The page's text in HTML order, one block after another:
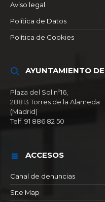
Aviso legal
Política de Datos
Política de Cookies
AYUNTAMIENTO
Plaza del Sol nº16,
28813 Torres de la Alameda
(Madrid)
Telf. 91 886 82 50
ACCESOS
Canal de denuncias
Site Map